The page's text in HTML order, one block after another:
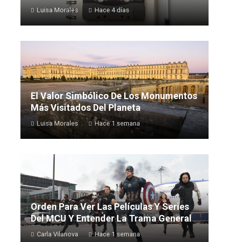
Luisa Morales Hace 4 días
El Valor Simbólico De Los Monumentos
Más Visitados Del Planeta
Luisa Morales Hace 1 semana
Orden Para Ver Las Películas Y Series
Del MCU Y Entender La Trama General
Carla Vilanova Hace 1 semana